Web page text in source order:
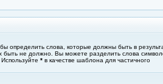
определить слова, которые должны быть в
быть не должно. Вы можете разделить слова
* в качестве шаблона для частичного